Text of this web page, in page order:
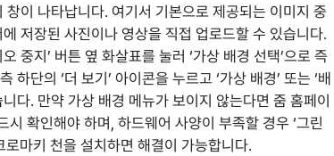
창이 나타납니다. 여기서 기본으로 제공되는 이미지 중
저장된 사진이나 영상을 직접 업로드할 수 있습니다.
중지’ 버튼 옆 화살표를 눌러 ‘가상 배경 선택’으로 즉
단의 ‘더 보기’ 아이콘을 누르고 ‘가상 배경’ 또는 ‘배
다. 만약 가상 배경 메뉴가 보이지 않는다면 줌 홈페이
확인해야 하며, 하드웨어 사양이 부족할 경우 ‘그린
마키 천을 설치하면 해결이 가능합니다.